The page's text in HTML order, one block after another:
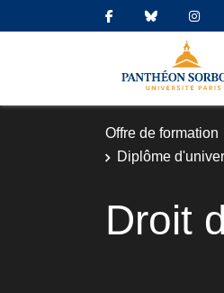
Offre de formation
Diplôme
Droit